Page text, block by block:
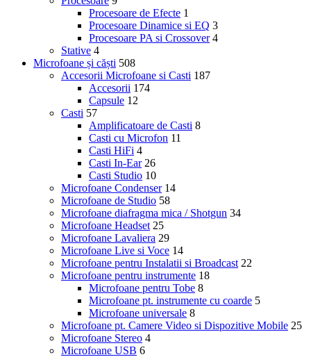
Procesoare de Efecte 1
Procesoare Dinamice si EQ 3
Procesoare PA si Crossover 4
Stative 4
Microfoane și căști 508
Accesorii Microfoane si Casti 187
Accesorii 174
Capsule 12
Casti 57
Amplificatoare de Casti 8
Casti cu Microfon 11
Casti HiFi 4
Casti In-Ear 26
Casti Studio 10
Microfoane Condenser 14
Microfoane de Studio 58
Microfoane diafragma mica / Shotgun 34
Microfoane Headset 25
Microfoane Lavaliera 29
Microfoane Live si Voce 14
Microfoane pentru Instalatii si Broadcast 22
Microfoane pentru instrumente 18
Microfoane pentru Tobe 8
Microfoane pt. instrumente cu coarde 5
Microfoane universale 8
Microfoane pt. Camere Video si Dispozitive Mobile 25
Microfoane Stereo 4
Microfoane USB 6